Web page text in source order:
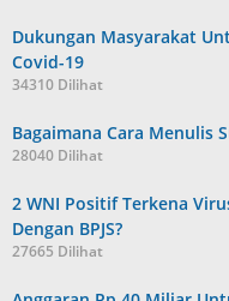
Dukungan Masyarakat
Covid-19
34310 Dilihat
Bagaimana Cara Menulis
28040 Dilihat
2 WNI Positif Terkena
Dengan BPJS?
27665 Dilihat